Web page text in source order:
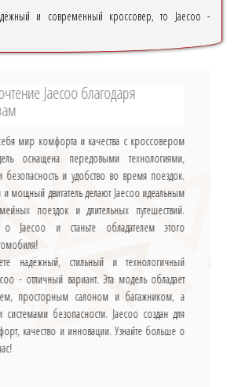
и современный кроссовер, то Jaecoo -
Jaecoo благодаря
мир комфорта и качества с кроссовером
оснащена передовыми технологиями,
и удобство во время поездок.
мощный двигатель делают Jaecoo идеальным
поездок и длительных путешествий.
о Jaecoo и станьте обладателем этого
надёжный, стильный и технологичный
- отличный вариант. Эта модель обладает
просторным салоном и багажником, а
безопасности. Jaecoo создан для
качество и инновации. Узнайте больше о